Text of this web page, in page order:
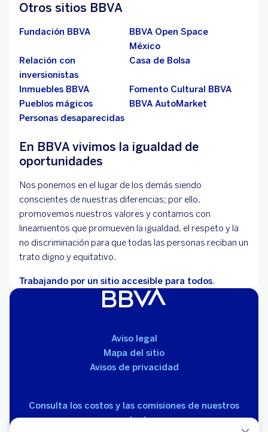
Otros sitios BBVA
Fundación BBVA
BBVA Open Space
México
Relación con
inversionistas
Casa de Bolsa
Inmuebles BBVA
Fomento Cultural BBVA
Pueblos mágicos
BBVA AutoMarket
Personas desaparecidas
En BBVA vivimos la igualdad de
oportunidades
Nos ponemos en el lugar de los demás siendo
conscientes de nuestras diferencias; por ello,
promovemos nuestros valores y contamos con
lineamientos que promueven la igualdad, el respeto y la
no discriminación para que todas las personas reciban un
trato digno y equitativo.
Trabajando por un sitio accesible para todos.
Aviso legal
Mapa del sitio
Avisos de privacidad
Consulta los costos y las comisiones de nuestros
productos